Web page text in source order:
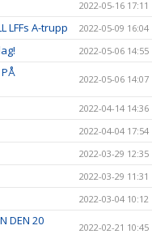
2022-05-16 17:11
LFFs A-trupp 2022-05-09 16:04
2022-05-06 14:55
PÅ
2022-05-06 14:07
2022-04-14 14:36
2022-04-04 17:54
2022-03-29 12:35
2022-03-29 11:31
2022-03-04 10:12
DEN 20
2022-02-21 10:45